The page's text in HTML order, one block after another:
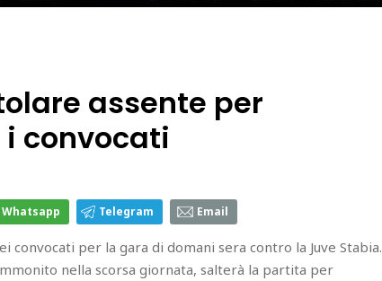
assente per
convocati
Whatsapp Telegram Email
convocati per la gara di domani sera contro la Juve Stabia.
nella scorsa giornata, salterà la partita per